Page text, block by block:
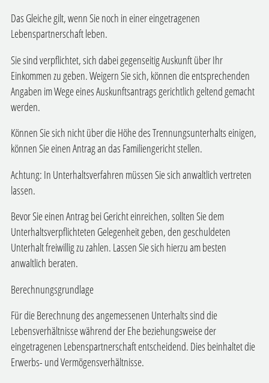
Das Gleiche gilt, wenn Sie noch in einer eingetragenen
Lebenspartnerschaft leben.
Sie sind verpflichtet, sich dabei gegenseitig Auskunft über Ihr
Einkommen zu geben. Weigern Sie sich, können die entsprechenden
Angaben im Wege eines Auskunftsantrags gerichtlich geltend gemacht
werden.
Können Sie sich nicht über die Höhe des Trennungsunterhalts einigen,
können Sie einen Antrag an das Familiengericht stellen.
Achtung: In Unterhaltsverfahren müssen Sie sich anwaltlich vertreten
lassen.
Bevor Sie einen Antrag bei Gericht einreichen, sollten Sie dem
Unterhaltsverpflichteten Gelegenheit geben, den geschuldeten
Unterhalt freiwillig zu zahlen. Lassen Sie sich hierzu am besten
anwaltlich beraten.
Berechnungsgrundlage
Für die Berechnung des angemessenen Unterhalts sind die
Lebensverhältnisse während der Ehe beziehungsweise der
eingetragenen Lebenspartnerschaft entscheidend. Dies beinhaltet die
Erwerbs- und Vermögensverhältnisse.